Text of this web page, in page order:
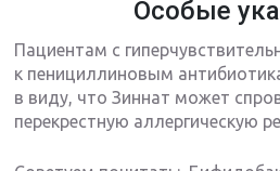
Особые
Пациентам с
к пенициллиновым
в виду, что Зиннат может
перекрестную аллергическую